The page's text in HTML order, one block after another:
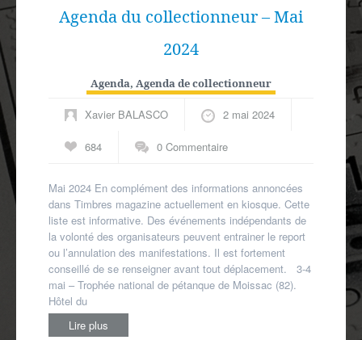
Agenda du collectionneur – Mai
2024
Agenda, Agenda de collectionneur
Xavier BALASCO 2 mai 2024
684 0 Commentaire
Mai 2024 En complément des informations annoncées
dans Timbres magazine actuellement en kiosque. Cette
liste est informative. Des événements indépendants de
la volonté des organisateurs peuvent entrainer le report
ou l’annulation des manifestations. Il est fortement
conseillé de se renseigner avant tout déplacement. 3-4
mai – Trophée national de pétanque de Moissac (82).
Hôtel du
Lire plus